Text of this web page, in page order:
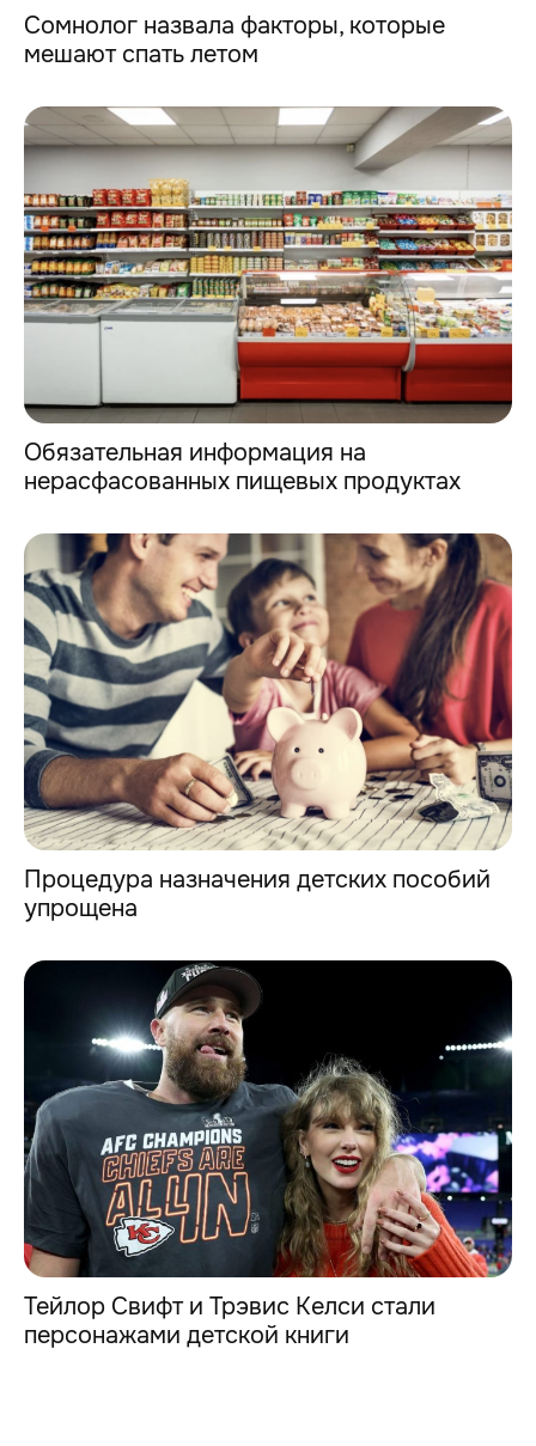
Cомнолог назвала факторы, которые
мешают спать летом
Обязательная информация на
нерасфасованных пищевых продуктах
Процедура назначения детских пособий
упрощена
Тейлор Свифт и Трэвис Келси стали
персонажами детской книги